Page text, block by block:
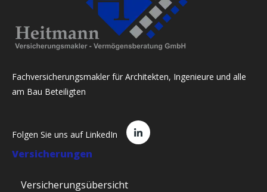
Fachversicherungsmakler für Architekten, Ingenieure und alle
am Bau Beteiligten
Folgen Sie uns auf LinkedIn
Versicherungen
Versicherungsübersicht